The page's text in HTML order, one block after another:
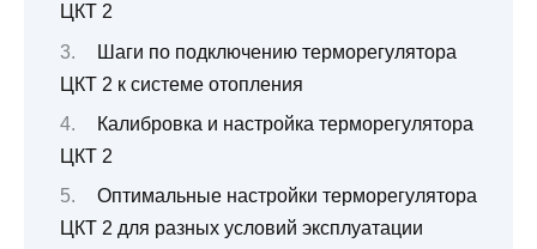
ЦКТ 2
Шаги по подключению терморегулятора
ЦКТ 2 к системе отопления
Калибровка и настройка терморегулятора
ЦКТ 2
Оптимальные настройки терморегулятора
ЦКТ 2 для разных условий эксплуатации